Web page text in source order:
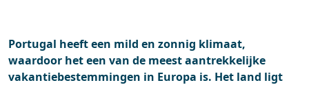
Portugal heeft een mild en zonnig klimaat,
waardoor het een van de meest aantrekkelijke
vakantiebestemmingen in Europa is. Het land ligt